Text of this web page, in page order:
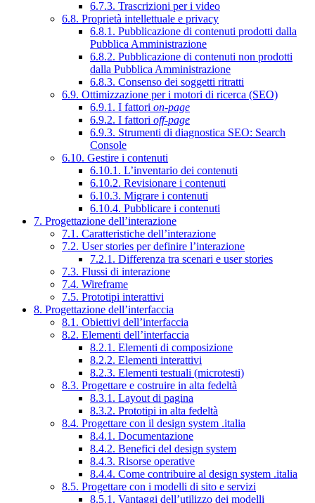
6.7.3. Trascrizioni per i video
6.8. Proprietà intellettuale e privacy
6.8.1. Pubblicazione di contenuti prodotti dalla
Pubblica Amministrazione
6.8.2. Pubblicazione di contenuti non prodotti
dalla Pubblica Amministrazione
6.8.3. Consenso dei soggetti ritratti
6.9. Ottimizzazione per i motori di ricerca (SEO)
6.9.1. I fattori on-page
6.9.2. I fattori off-page
6.9.3. Strumenti di diagnostica SEO: Search
Console
6.10. Gestire i contenuti
6.10.1. L’inventario dei contenuti
6.10.2. Revisionare i contenuti
6.10.3. Migrare i contenuti
6.10.4. Pubblicare i contenuti
7. Progettazione dell’interazione
7.1. Caratteristiche dell’interazione
7.2. User stories per definire l’interazione
7.2.1. Differenza tra scenari e user stories
7.3. Flussi di interazione
7.4. Wireframe
7.5. Prototipi interattivi
8. Progettazione dell’interfaccia
8.1. Obiettivi dell’interfaccia
8.2. Elementi dell’interfaccia
8.2.1. Elementi di composizione
8.2.2. Elementi interattivi
8.2.3. Elementi testuali (microtesti)
8.3. Progettare e costruire in alta fedeltà
8.3.1. Layout di pagina
8.3.2. Prototipi in alta fedeltà
8.4. Progettare con il design system .italia
8.4.1. Documentazione
8.4.2. Benefici del design system
8.4.3. Risorse operative
8.4.4. Come contribuire al design system .italia
8.5. Progettare con i modelli di sito e servizi
8.5.1. Vantaggi dell’utilizzo dei modelli